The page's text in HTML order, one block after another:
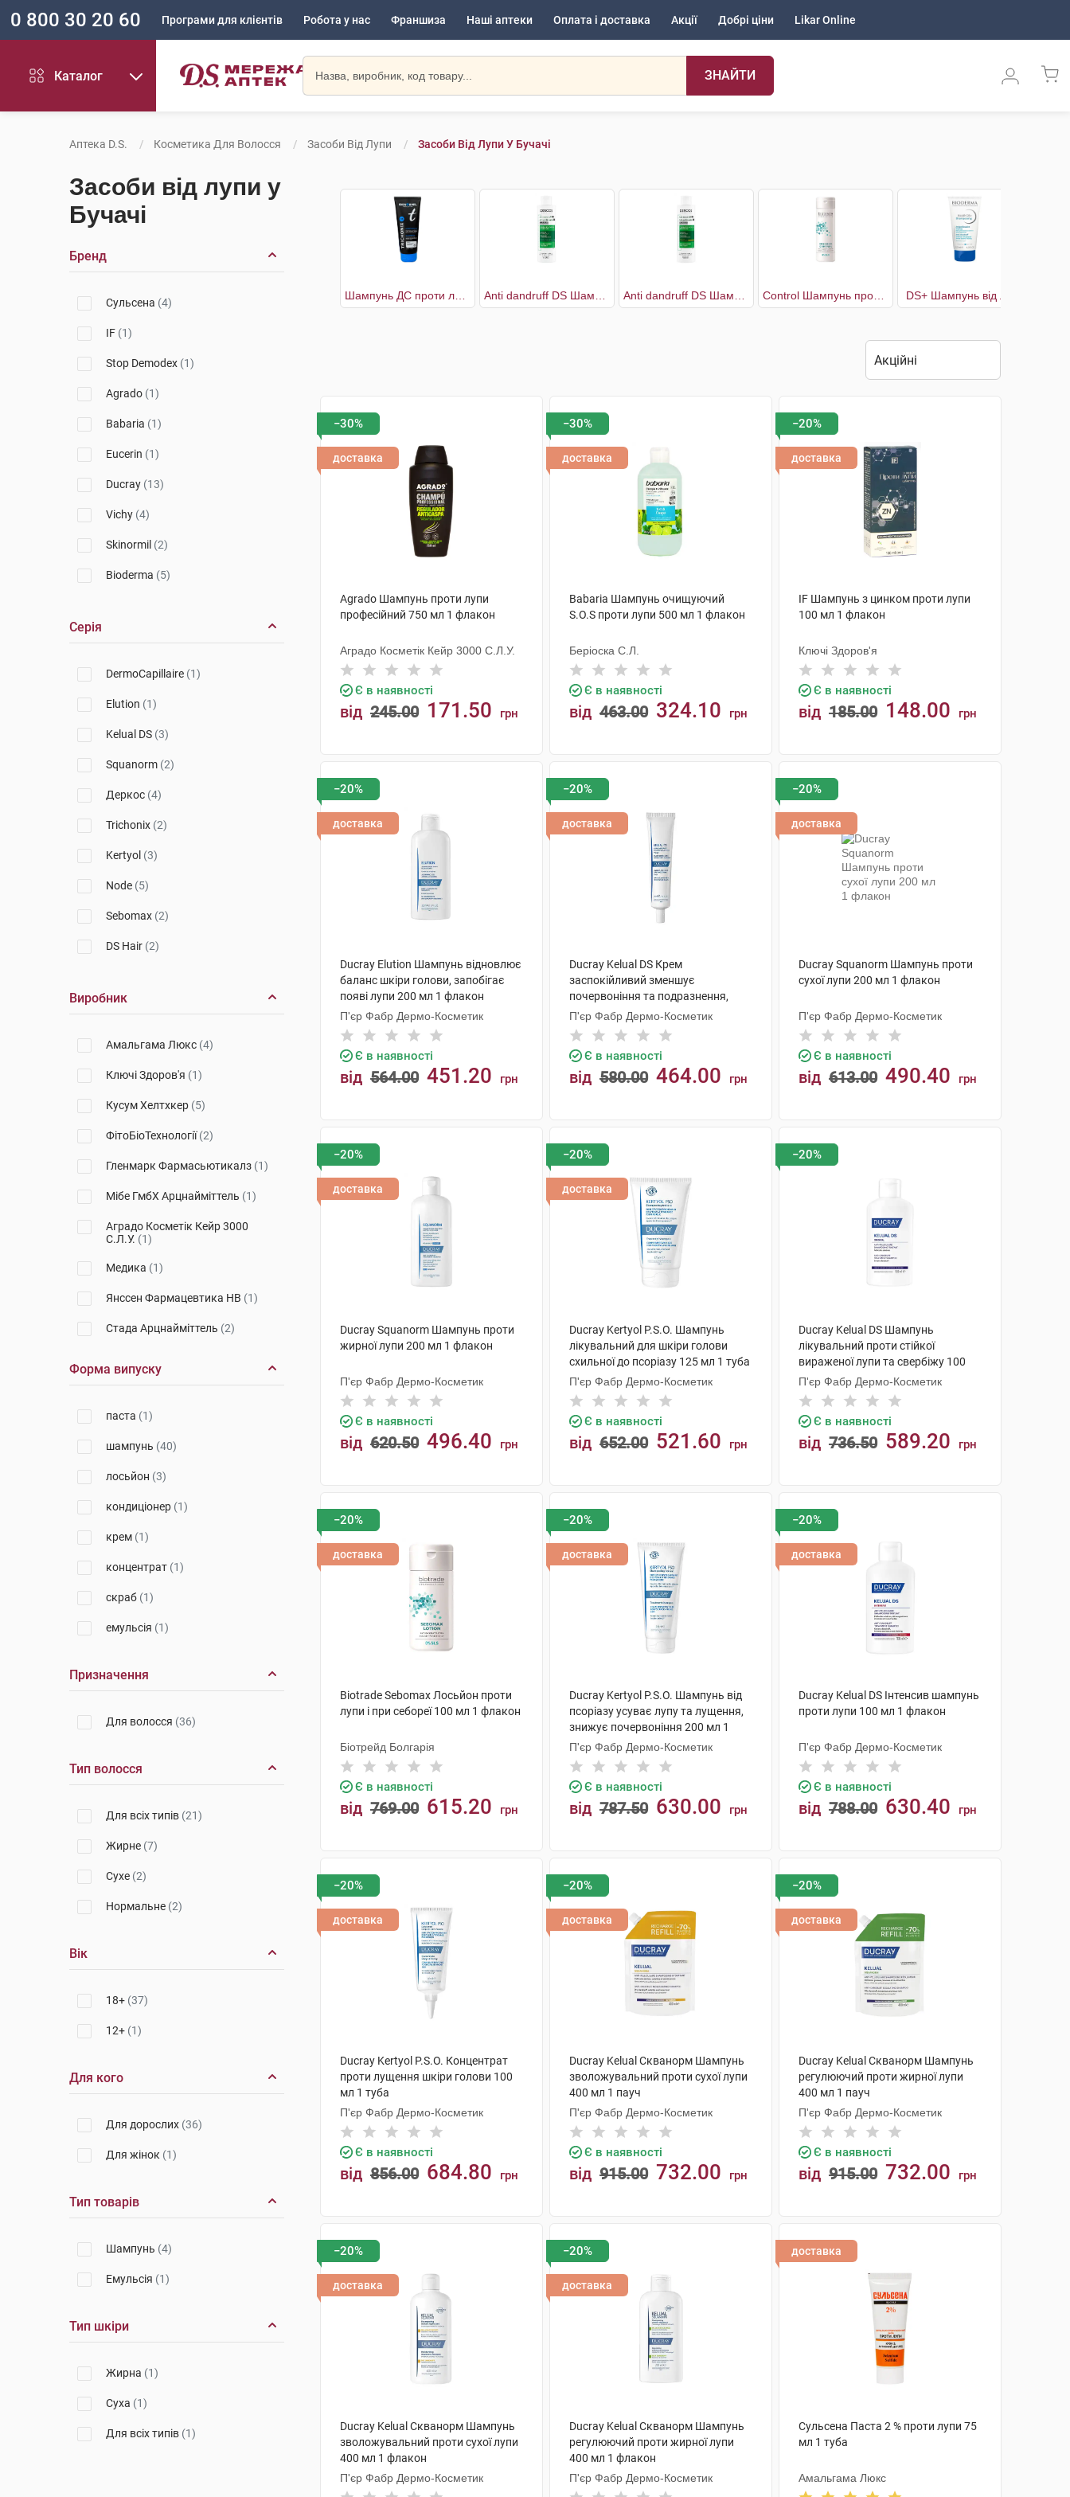
0 800 30 20 60 Програми для клієнтів Робота у нас Франшиза Наші аптеки Оплата і доставка Акції Добрі ціни Likar Online
Каталог ЗНАЙТИ
Аптека D.S. Косметика Для Волосся Засоби Від Лупи Засоби Від Лупи У Бучачі
Засоби від лупи у
Бучачі
Бренд
Сульсена (4)
IF (1)
Stop Demodex (1)
Agrado (1)
Babaria (1)
Eucerin (1)
Ducray (13)
Vichy (4)
Skinormil (2)
Bioderma (5)
Серія
DermoCapillaire (1)
Elution (1)
Kelual DS (3)
Squanorm (2)
Деркос (4)
Trichonix (2)
Kertyol (3)
Node (5)
Sebomax (2)
DS Hair (2)
Виробник
Амальгама Люкс (4)
Ключі Здоров'я (1)
Кусум Хелтхкер (5)
ФітоБіоТехнології(2)
Гленмарк Фармасьютикалз (1)
Мібе ГмбХ Арцнайміттель (1)
Аградо Косметік Кейр 3000
С.Л.У. (1)
Медика (1)
Янссен Фармацевтика НВ (1)
Стада Арцнайміттель (2)
Флорена Косметик(1)
П'єр Фабр Дермо-Косметик
Косметік Актів Інтернаціональ
Форма випуску
паста (1)
шампунь (40)
лосьйон (3)
кондиціонер (1)
крем (1)
концентрат (1)
скраб (1)
емульсія (1)
Призначення
Для волосся (36)
Тип волосся
Для всіх типів (21)
Жирне (7)
Сухе (2)
Нормальне (2)
Вік
18+ (37)
12+ (1)
Для кого
Для дорослих (36)
Для жінок (1)
Тип товарів
Шампунь (4)
Емульсія (1)
Тип шкіри
Жирна (1)
Суха (1)
Для всіх типів (1)
DS+ Шампунь від лупи
−30%
доставка
Agrado Шампунь проти лупи
професійний 750 мл 1 флакон
Аградо Косметік Кейр 3000 С.Л.У.
Є в наявності
від 245.00 171.50 грн
−30%
доставка
Babaria Шампунь очищуючий
S.O.S проти лупи 500 мл 1 флакон
Беріоска С.Л.
Є в наявності
від 463.00 324.10 грн
−20%
доставка
IF Шампунь з цинком проти лупи
100 мл 1 флакон
Ключі Здоров'я
Є в наявності
від 185.00 148.00 грн
−20%
доставка
Ducray Elution Шампунь відновлює
баланс шкіри голови, запобігає
появі лупи 200 мл 1 флакон
П'єр Фабр Дермо-Косметик
Є в наявності
від 564.00 451.20 грн
−20%
доставка
Ducray Kelual DS Крем
заспокійливий зменшує
почервоніння та подразнення,
усуває лущення шкіри 40 мл 1
туба
П'єр Фабр Дермо-Косметик
Є в наявності
від 580.00 464.00 грн
−20%
доставка
Ducray Squanorm Шампунь проти
сухої лупи 200 мл 1 флакон
П'єр Фабр Дермо-Косметик
Є в наявності
від 613.00 490.40 грн
−20%
доставка
Ducray Squanorm Шампунь проти
жирної лупи 200 мл 1 флакон
П'єр Фабр Дермо-Косметик
Є в наявності
від 620.50 496.40 грн
−20%
доставка
Ducray Kertyol Р.S.О. Шампунь
лікувальний для шкіри голови
схильної до псоріазу 125 мл 1 туба
П'єр Фабр Дермо-Косметик
Є в наявності
від 652.00 521.60 грн
−20%
Ducray Kelual DS Шампунь
лікувальний проти стійкої
вираженої лупи та свербіжу 100
мл 1 флакон
П'єр Фабр Дермо-Косметик
Є в наявності
від 736.50 589.20 грн
−20%
доставка
Biotrade Sebomax Лосьйон проти
лупи і при себореї 100 мл 1 флакон
Біотрейд Болгарія
Є в наявності
від 769.00 615.20 грн
−20%
доставка
Ducray Kertyol P.S.O. Шампунь від
псоріазу усуває лупу та лущення,
знижує почервоніння 200 мл 1
туба
П'єр Фабр Дермо-Косметик
Є в наявності
від 787.50 630.00 грн
−20%
доставка
Ducray Kelual DS Інтенсив шампунь
проти лупи 100 мл 1 флакон
П'єр Фабр Дермо-Косметик
Є в наявності
від 788.00 630.40 грн
−20%
доставка
Ducray Kertyol Р.S.О. Концентрат
проти лущення шкіри голови 100
мл 1 туба
П'єр Фабр Дермо-Косметик
Є в наявності
від 856.00 684.80 грн
−20%
доставка
Ducray Kelual Скванорм Шампунь
зволожувальний проти сухої лупи
400 мл 1 пауч
П'єр Фабр Дермо-Косметик
Є в наявності
від 915.00 732.00 грн
−20%
доставка
Ducray Kelual Скванорм Шампунь
регулюючий проти жирної лупи
400 мл 1 пауч
П'єр Фабр Дермо-Косметик
Є в наявності
від 915.00 732.00 грн
−20%
доставка
Ducray Kelual Скванорм Шампунь
зволожувальний проти сухої лупи
400 мл 1 флакон
П'єр Фабр Дермо-Косметик
−20%
доставка
Ducray Kelual Скванорм Шампунь
регулюючий проти жирної лупи
400 мл 1 флакон
П'єр Фабр Дермо-Косметик
доставка
Сульсена Паста 2 % проти лупи 75
мл 1 туба
Амальгама Люкс